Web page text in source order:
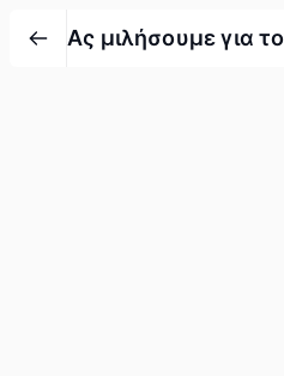
Ας μιλήσουμε για